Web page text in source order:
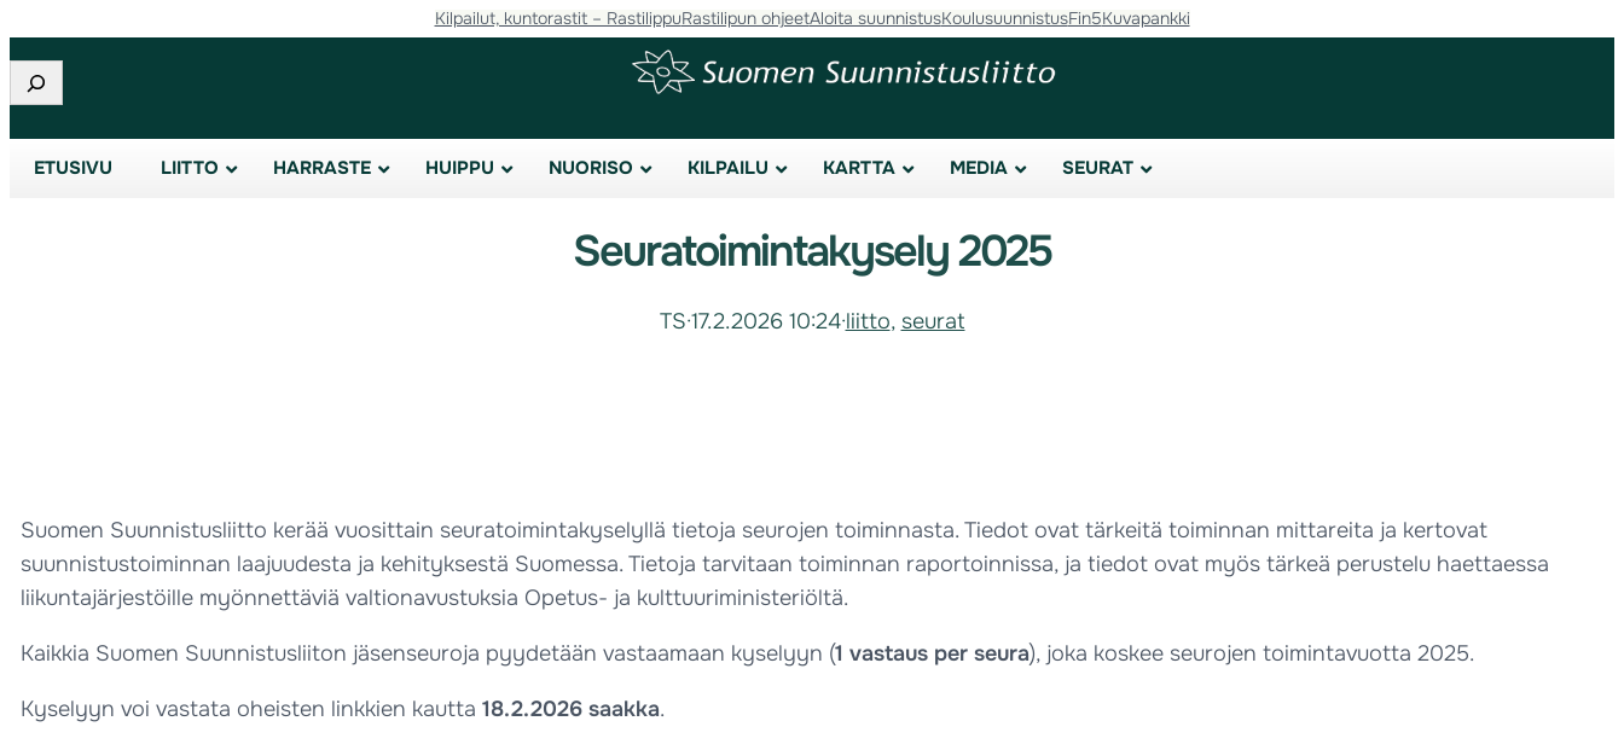
Kilpailut, kuntorastit – RastilippuRastilipun ohjeetAloita suunnistusKoulusuunnistusFin5Kuvapankki
Etsi
ETUSIVU LIITTO HARRASTE HUIPPU NUORISO KILPAILU KARTTA MEDIA SEURAT
Seuratoimintakysely 2025
TS·17.2.2026 10:24·liitto, seurat
Suomen Suunnistusliitto kerää vuosittain seuratoimintakyselyllä tietoja seurojen toiminnasta. Tiedot ovat tärkeitä toiminnan mittareita ja kertovat
suunnistustoiminnan laajuudesta ja kehityksestä Suomessa. Tietoja tarvitaan toiminnan raportoinnissa, ja tiedot ovat myös tärkeä perustelu haettaessa
liikuntajärjestöille myönnettäviä valtionavustuksia Opetus- ja kulttuuriministeriöltä.
Kaikkia Suomen Suunnistusliiton jäsenseuroja pyydetään vastaamaan kyselyyn (1 vastaus per seura), joka koskee seurojen toimintavuotta 2025.
Kyselyyn voi vastata oheisten linkkien kautta 18.2.2026 saakka.